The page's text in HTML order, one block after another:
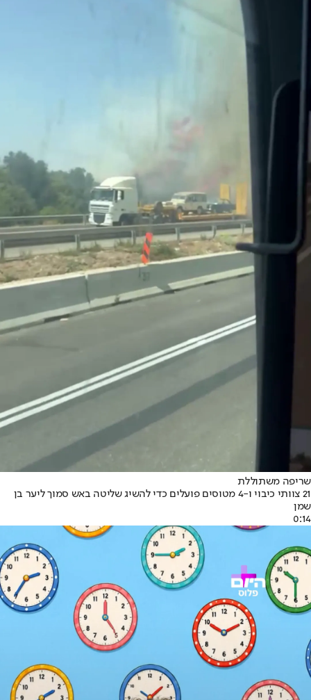
שריפה משתוללת
21 צוותי כיבוי ו-4 מטוסים פועלים כדי להשיג שליטה באש סמוך ליער בן
שמן
0:14